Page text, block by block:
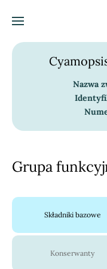
Menu
Nazwa
Grupa
Składniki bazowe
Konserwanty